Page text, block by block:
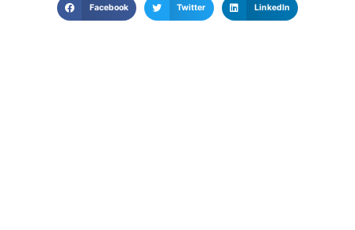
Facebook Twitter LinkedIn